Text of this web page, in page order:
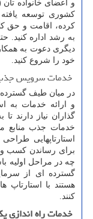
و اعضای خانواده
کشوری توسعه
کرده، اقامت و حق
به رشد اداره کنید.
دیگری دعوت به
خود را شروع کنید.
خدمات سرویس
در میان طیف
و ارائه خدمات به
گذاران نیاز دارند
خدمات جذب منابع
استارتاپهایی
برای رساندن کسب
چه در مراحل اولیه
گسترده ای از
هستند با استارتاپ
کنند.
خدمات راه اندازی